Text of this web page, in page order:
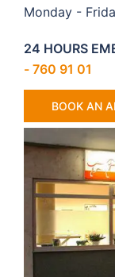
Monday -
24 HOURS
- 760 91 01
BOOK AN